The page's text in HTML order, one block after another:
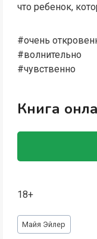
что ребенок,
#очень
#волнительно
#чувственно
Книга
18+
Метки
записи:
Майя Эйлер